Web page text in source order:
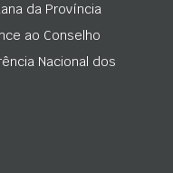
da Província
ao Conselho
Nacional dos